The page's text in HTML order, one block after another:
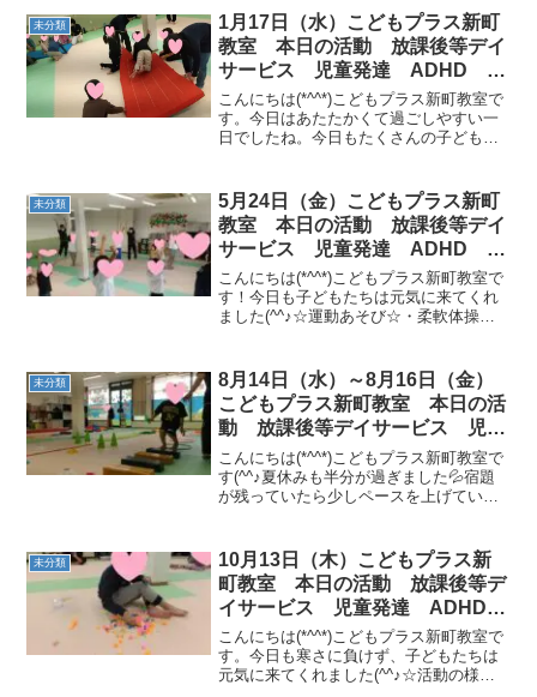
未分類
1月17日（水）こどもプラス新町
教室 本日の活動 放課後等デイ
サービス 児童発達 ADHD 療
育 発達障がい
こんにちは(*^^*)こどもプラス新町教室で
す。今日はあたたかくて過ごしやすい一
日でしたね。今日もたくさんの子どもた
ト運び」５人のグループで、協力してマ
ットを運ぶ運...
未分類
5月24日（金）こどもプラス新町
教室 本日の活動 放課後等デイ
サービス 児童発達 ADHD 療
育 発達障がい
こんにちは(*^^*)こどもプラス新町教室で
す！今日も子どもたちは元気に来てくれ
ました(^^♪☆運動あそび☆・柔軟体操・
→跳び箱ポイント着地］今日も最後まで
元気に活動し...
未分類
8月14日（水）～8月16日（金）
こどもプラス新町教室 本日の活
動 放課後等デイサービス 児童
発達 ADHD 療育 発達障がい
こんにちは(*^^*)こどもプラス新町教室で
す(^^♪夏休みも半分が過ぎました💦宿題
が残っていたら少しペースを上げていき
「焼うどん作り」を行いました🥢班のみ
ん...
未分類
10月13日（木）こどもプラス新
町教室 本日の活動 放課後等デ
イサービス 児童発達 ADHD
療育 発達障がい
こんにちは(*^^*)こどもプラス新町教室で
す。今日も寒さに負けず、子どもたちは
元気に来てくれました(^^♪☆活動の様子